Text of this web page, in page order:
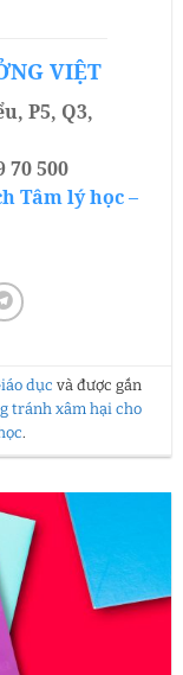
VIỆT
P5, Q3,
70 500
Tâm lý học –
dục và được gắn
tránh xâm hại cho
.